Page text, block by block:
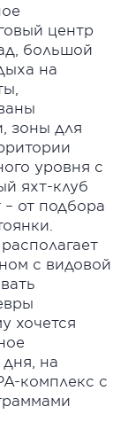
центр
большой
на
зоны для
уровня с
яхт-клуб
– от подбора
с видовой
хочется
на
комплекс с